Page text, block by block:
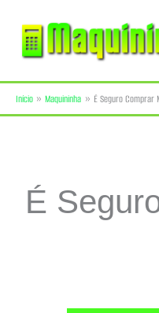
para
conteúdo
Início Maquininha É Seguro Comprar
É